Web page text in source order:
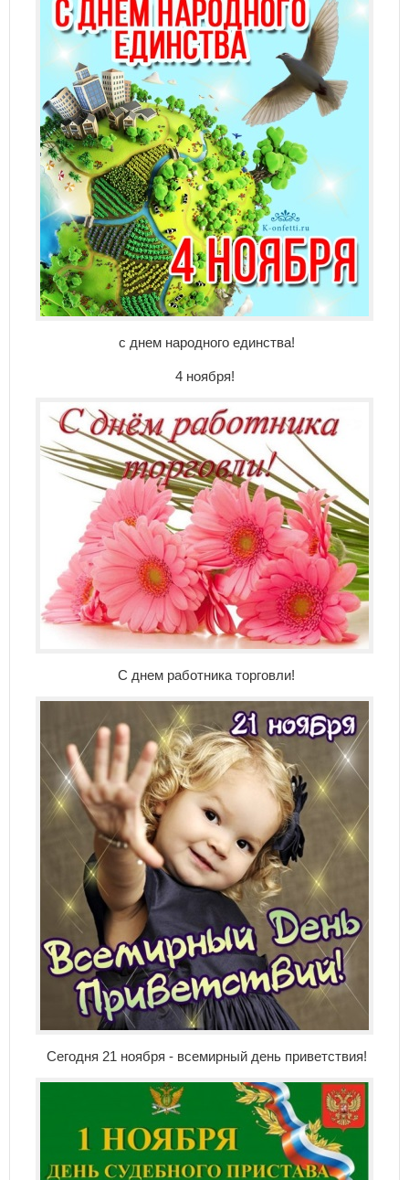
с днем народного единства!
4 ноября!
С днем работника торговли!
Сегодня 21 ноября - всемирный день приветствия!